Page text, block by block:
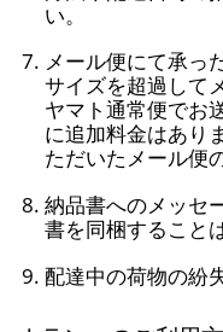
い。
メール便にて承っ
サイズを超過して
ヤマト通常便でお
に追加料金はあり
ただいたメール便
納品書へのメッセ
書を同梱すること
配達中の荷物の紛